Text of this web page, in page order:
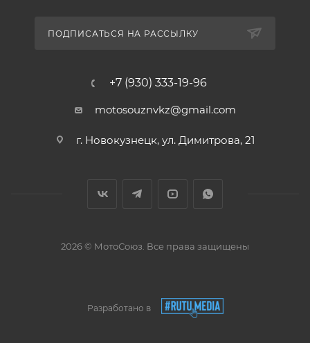
ПОДПИСАТЬСЯ НА РАССЫЛКУ
+7 (930) 333-19-96
motosouznvkz@gmail.com
г. Новокузнецк, ул. Димитрова, 21
2026 © МотоСоюз. Все права защищены
Разработано в